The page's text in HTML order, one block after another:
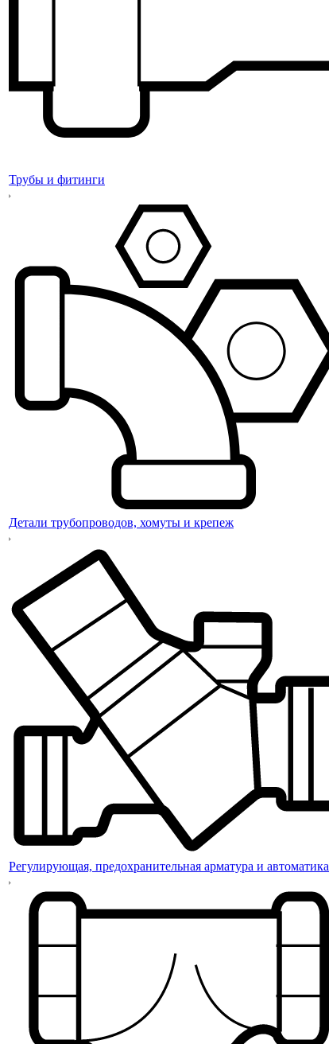
Трубы и фитинги
Детали трубопроводов, хомуты и крепеж
Регулирующая, предохранительная арматура и автоматика